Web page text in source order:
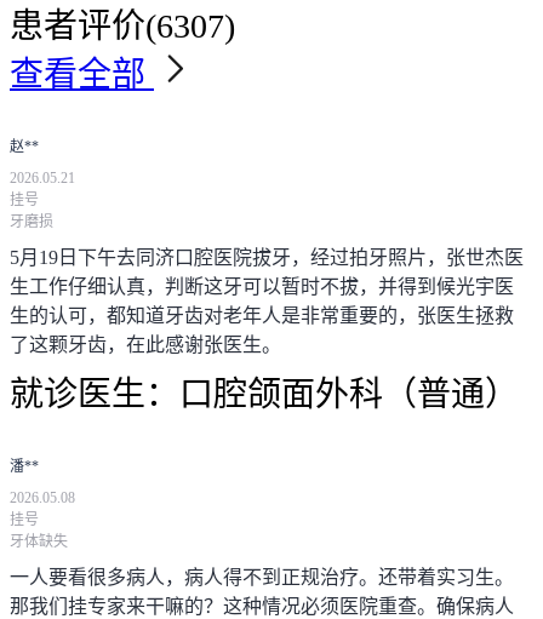
患者评价(6307)
查看全部
赵**
2026.05.21
挂号
牙磨损
5月19日下午去同济口腔医院拔牙，经过拍牙照片，张世杰医
生工作仔细认真，判断这牙可以暂时不拔，并得到候光宇医
生的认可，都知道牙齿对老年人是非常重要的，张医生拯救
了这颗牙齿，在此感谢张医生。
就诊医生： 口腔颌面外科（普通）
潘**
2026.05.08
挂号
牙体缺失
一人要看很多病人，病人得不到正规治疗。还带着实习生。
那我们挂专家来干嘛的？这种情况必须医院重查。确保病人